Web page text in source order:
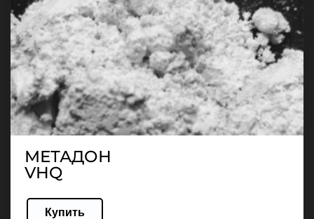
МЕТАДОН
VHQ
Купить